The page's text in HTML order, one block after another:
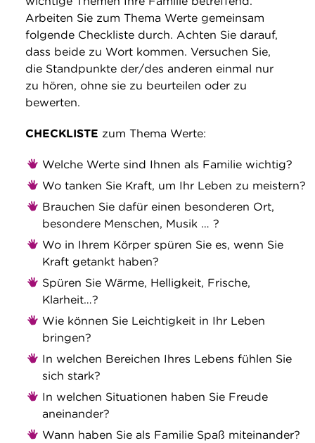
Arbeiten Sie zum Thema Werte gemeinsam
folgende Checkliste durch. Achten Sie darauf,
dass beide zu Wort kommen. Versuchen Sie,
die Standpunkte der/des anderen einmal nur
zu hören, ohne sie zu beurteilen oder zu
bewerten.
CHECKLISTE zum Thema Werte:
Welche Werte sind Ihnen als Familie wichtig?
Wo tanken Sie Kraft, um Ihr Leben zu meistern?
Brauchen Sie dafür einen besonderen Ort,
besondere Menschen, Musik … ?
Wo in Ihrem Körper spüren Sie es, wenn Sie
Kraft getankt haben?
Spüren Sie Wärme, Helligkeit, Frische,
Klarheit…?
Wie können Sie Leichtigkeit in Ihr Leben
bringen?
In welchen Bereichen Ihres Lebens fühlen Sie
sich stark?
In welchen Situationen haben Sie Freude
aneinander?
Wann haben Sie als Familie Spaß miteinander?